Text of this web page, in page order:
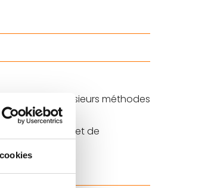
testée par plusieurs méthodes
pouvoir public et de